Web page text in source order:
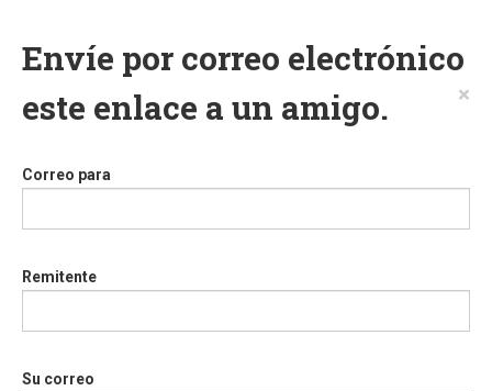
Envíe por correo electrónico
este enlace a un amigo.
×
Correo para
Remitente
Su correo